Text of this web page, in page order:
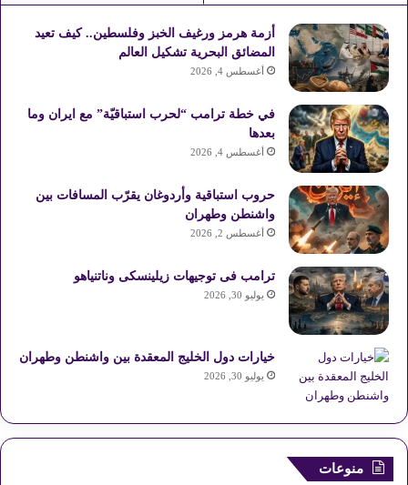
أزمة هرمز ورغيف الخبز وفلسطين.. كيف تعيد
المضائق البحرية تشكيل العالم
أغسطس 4, 2026
في خطة ترامب “لحرب استباقيّة” مع ايران وما
بعدها
أغسطس 4, 2026
حروب استباقية وأردوغان يقرّب المسافات بين
واشنطن وطهران
أغسطس 2, 2026
ترامب فى توجيهات زيلينسكى وناتنياهو
يوليو 30, 2026
خيارات دول الخليج المعقدة بين واشنطن وطهران
يوليو 30, 2026
منوعات